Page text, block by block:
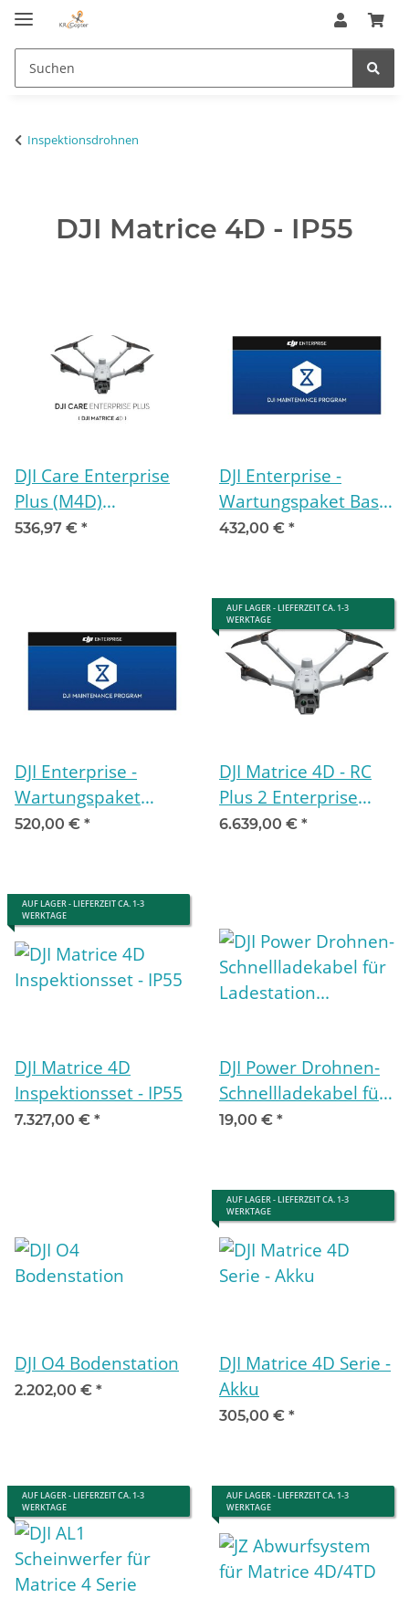
Inspektionsdrohnen
DJI Matrice 4D - IP55
DJI Care Enterprise
Plus (M4D)
Aktivierungscode für
536,97 € *
DJI Enterprise -
Wartungspaket Basic
- DJI M4D
432,00 € *
DJI Enterprise -
Wartungspaket
Standard - DJI M4D
520,00 € *
AUF LAGER - LIEFERZEIT CA. 1-3
WERKTAGE
DJI Matrice 4D - RC
Plus 2 Enterprise
Combo (inkl. 12
6.639,00 € *
AUF LAGER - LIEFERZEIT CA. 1-3
WERKTAGE
DJI Matrice 4D
Inspektionsset - IP55
7.327,00 € *
DJI Power Drohnen-
Schnellladekabel für
Ladestation Matrice
19,00 € *
DJI O4 Bodenstation
2.202,00 € *
AUF LAGER - LIEFERZEIT CA. 1-3
WERKTAGE
DJI Matrice 4D Serie -
Akku
305,00 € *
AUF LAGER - LIEFERZEIT CA. 1-3
WERKTAGE
AUF LAGER - LIEFERZEIT CA. 1-3
WERKTAGE